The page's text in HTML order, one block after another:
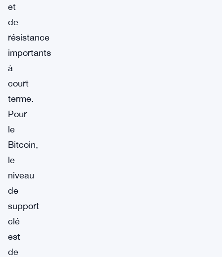
et
de
résistance
importants
à
court
terme.
Pour
le
Bitcoin,
le
niveau
de
support
clé
est
de